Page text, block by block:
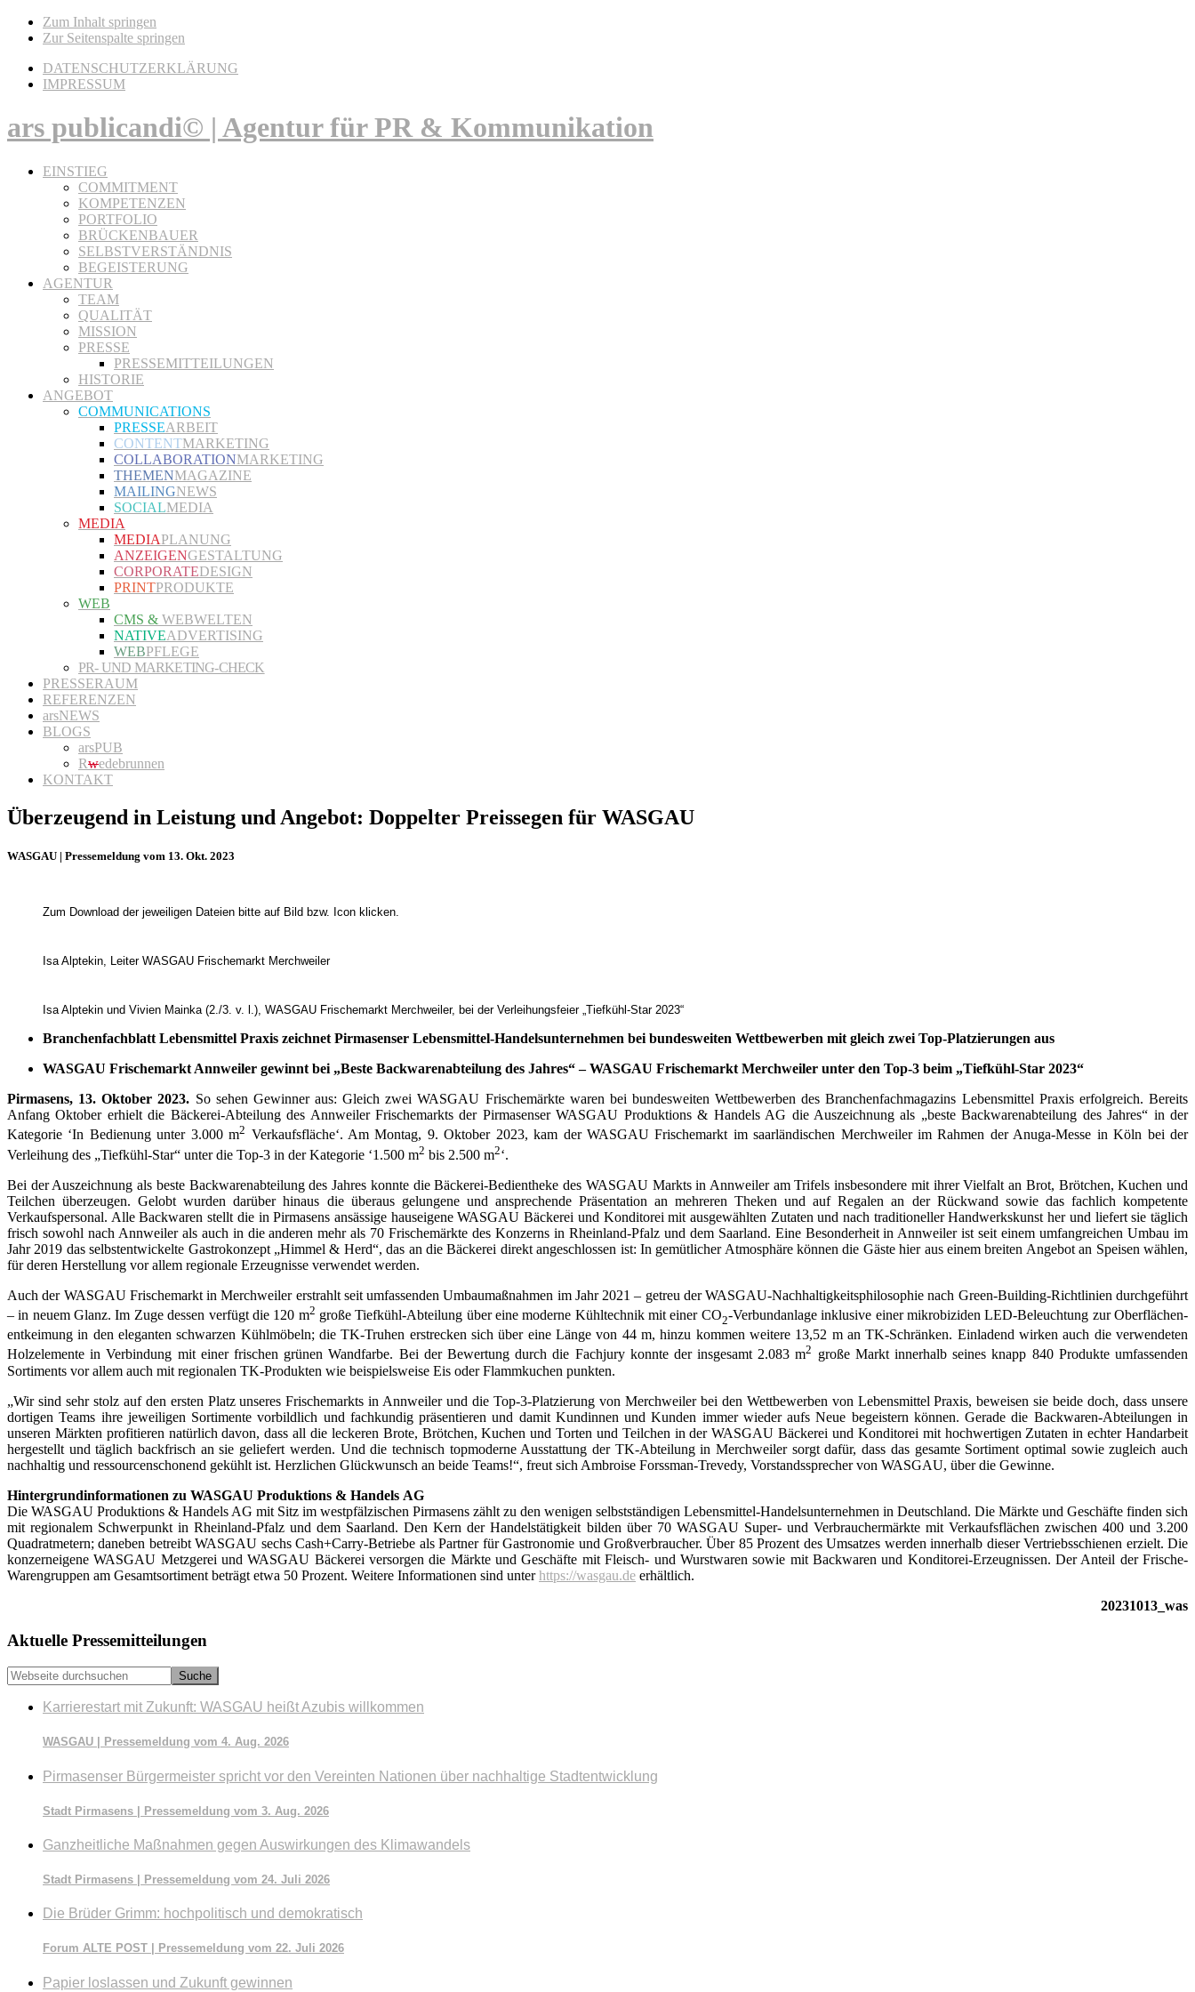
Zum Inhalt springen
Zur Seitenspalte springen
DATENSCHUTZERKLÄRUNG
IMPRESSUM
ars publicandi© | Agentur für PR & Kommunikation
EINSTIEG
COMMITMENT
KOMPETENZEN
PORTFOLIO
BRÜCKENBAUER
SELBSTVERSTÄNDNIS
BEGEISTERUNG
AGENTUR
TEAM
QUALITÄT
MISSION
PRESSE
PRESSEMITTEILUNGEN
HISTORIE
ANGEBOT
COMMUNICATIONS
PRESSEARBEIT
CONTENTMARKETING
COLLABORATIONMARKETING
THEMENMAGAZINE
MAILINGNEWS
SOCIALMEDIA
MEDIA
MEDIAPLANUNG
ANZEIGENGESTALTUNG
CORPORATEDESIGN
PRINTPRODUKTE
WEB
CMS & WEBWELTEN
NATIVEADVERTISING
WEBPFLEGE
PR- UND MARKETING-CHECK
PRESSERAUM
REFERENZEN
arsNEWS
BLOGS
arsPUB
Rwedebrunnen
KONTAKT
Überzeugend in Leistung und Angebot: Doppelter Preissegen für WASGAU
WASGAU | Pressemeldung vom 13. Okt. 2023
Zum Download der jeweiligen Dateien bitte auf Bild bzw. Icon klicken.
Isa Alptekin, Leiter WASGAU Frischemarkt Merchweiler
Isa Alptekin und Vivien Mainka (2./3. v. l.), WASGAU Frischemarkt Merchweiler, bei der Verleihungsfeier „Tiefkühl-Star 2023“
Branchenfachblatt Lebensmittel Praxis zeichnet Pirmasenser Lebensmittel-Handelsunternehmen bei bundesweiten Wettbewerben mit gleich zwei Top-Platzierungen aus
WASGAU Frischemarkt Annweiler gewinnt bei „Beste Backwarenabteilung des Jahres“ – WASGAU Frischemarkt Merchweiler unter den Top-3 beim „Tiefkühl-Star 2023“
Pirmasens, 13. Oktober 2023. So sehen Gewinner aus: Gleich zwei WASGAU Frischemärkte waren bei bundesweiten Wettbewerben des Branchenfachmagazins Lebensmittel Praxis erfolgreich. Bereits
Anfang Oktober erhielt die Bäckerei-Abteilung des Annweiler Frischemarkts der Pirmasenser WASGAU Produktions & Handels AG die Auszeichnung als „beste Backwarenabteilung des Jahres“ in der
Kategorie ‘In Bedienung unter 3.000 m2 Verkaufsfläche‘. Am Montag, 9. Oktober 2023, kam der WASGAU Frischemarkt im saarländischen Merchweiler im Rahmen der Anuga-Messe in Köln bei der
Verleihung des „Tiefkühl-Star“ unter die Top-3 in der Kategorie ‘1.500 m2 bis 2.500 m2‘.
Bei der Auszeichnung als beste Backwarenabteilung des Jahres konnte die Bäckerei-Bedientheke des WASGAU Markts in Annweiler am Trifels insbesondere mit ihrer Vielfalt an Brot, Brötchen, Kuchen und
Teilchen überzeugen. Gelobt wurden darüber hinaus die überaus gelungene und ansprechende Präsentation an mehreren Theken und auf Regalen an der Rückwand sowie das fachlich kompetente
Verkaufspersonal. Alle Backwaren stellt die in Pirmasens ansässige hauseigene WASGAU Bäckerei und Konditorei mit ausgewählten Zutaten und nach traditioneller Handwerkskunst her und liefert sie täglich
frisch sowohl nach Annweiler als auch in die anderen mehr als 70 Frischemärkte des Konzerns in Rheinland-Pfalz und dem Saarland. Eine Besonderheit in Annweiler ist seit einem umfangreichen Umbau im
Jahr 2019 das selbstentwickelte Gastrokonzept „Himmel & Herd“, das an die Bäckerei direkt angeschlossen ist: In gemütlicher Atmosphäre können die Gäste hier aus einem breiten Angebot an Speisen wählen,
für deren Herstellung vor allem regionale Erzeugnisse verwendet werden.
Auch der WASGAU Frischemarkt in Merchweiler erstrahlt seit umfassenden Umbaumaßnahmen im Jahr 2021 – getreu der WASGAU-Nachhaltigkeitsphilosophie nach Green-Building-Richtlinien durchgeführt
– in neuem Glanz. Im Zuge dessen verfügt die 120 m2 große Tiefkühl-Abteilung über eine moderne Kühltechnik mit einer CO2-Verbundanlage inklusive einer mikrobiziden LED-Beleuchtung zur Oberflächen­
entkeimung in den eleganten schwarzen Kühlmöbeln; die TK-Truhen erstrecken sich über eine Länge von 44 m, hinzu kommen weitere 13,52 m an TK-Schränken. Einladend wirken auch die verwendeten
Holzelemente in Verbindung mit einer frischen grünen Wandfarbe. Bei der Bewertung durch die Fachjury konnte der insgesamt 2.083 m2 große Markt innerhalb seines knapp 840 Produkte umfassenden
Sortiments vor allem auch mit regionalen TK-Produkten wie beispielsweise Eis oder Flammkuchen punkten.
„Wir sind sehr stolz auf den ersten Platz unseres Frischemarkts in Annweiler und die Top-3-Platzierung von Merchweiler bei den Wettbewerben von Lebensmittel Praxis, beweisen sie beide doch, dass unsere
dortigen Teams ihre jeweiligen Sortimente vorbildlich und fachkundig präsentieren und damit Kundinnen und Kunden immer wieder aufs Neue begeistern können. Gerade die Backwaren-Abteilungen in
unseren Märkten profitieren natürlich davon, dass all die leckeren Brote, Brötchen, Kuchen und Torten und Teilchen in der WASGAU Bäckerei und Konditorei mit hochwertigen Zutaten in echter Handarbeit
hergestellt und täglich backfrisch an sie geliefert werden. Und die technisch topmoderne Ausstattung der TK-Abteilung in Merchweiler sorgt dafür, dass das gesamte Sortiment optimal sowie zugleich auch
nachhaltig und ressourcenschonend gekühlt ist. Herzlichen Glückwunsch an beide Teams!“, freut sich Ambroise Forssman-Trevedy, Vorstandssprecher von WASGAU, über die Gewinne.
Hintergrundinformationen zu WASGAU Produktions & Handels AG
Die WASGAU Produktions & Handels AG mit Sitz im westpfälzischen Pirmasens zählt zu den wenigen selbstständigen Lebensmittel-Handelsunternehmen in Deutschland. Die Märkte und Geschäfte finden sich
mit regionalem Schwerpunkt in Rheinland-Pfalz und dem Saarland. Den Kern der Handelstätigkeit bilden über 70 WASGAU Super- und Verbrauchermärkte mit Verkaufsflächen zwischen 400 und 3.200
Quadratmetern; daneben betreibt WASGAU sechs Cash+Carry-Betriebe als Partner für Gastronomie und Großverbraucher. Über 85 Prozent des Umsatzes werden innerhalb dieser Vertriebsschienen erzielt. Die
konzerneigene WASGAU Metzgerei und WASGAU Bäckerei versorgen die Märkte und Geschäfte mit Fleisch- und Wurstwaren sowie mit Backwaren und Konditorei-Erzeugnissen. Der Anteil der Frische-
Warengruppen am Gesamtsortiment beträgt etwa 50 Prozent. Weitere Informationen sind unterhttps://wasgau.de erhältlich.
20231013_was
Seitenspalte
Aktuelle Pressemitteilungen
Webseite
durchsuchen
Karrierestart mit Zukunft: WASGAU heißt Azubis willkommen
WASGAU | Pressemeldung vom 4. Aug. 2026
Pirmasenser Bürgermeister spricht vor den Vereinten Nationen über nachhaltige Stadtentwicklung
Stadt Pirmasens | Pressemeldung vom 3. Aug. 2026
Ganzheitliche Maßnahmen gegen Auswirkungen des Klimawandels
Stadt Pirmasens | Pressemeldung vom 24. Juli 2026
Die Brüder Grimm: hochpolitisch und demokratisch
Forum ALTE POST | Pressemeldung vom 22. Juli 2026
Papier loslassen und Zukunft gewinnen